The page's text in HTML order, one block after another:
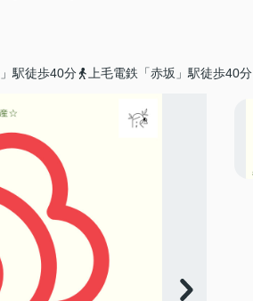
駅徒歩40分 上毛電鉄「赤坂」駅徒歩40分